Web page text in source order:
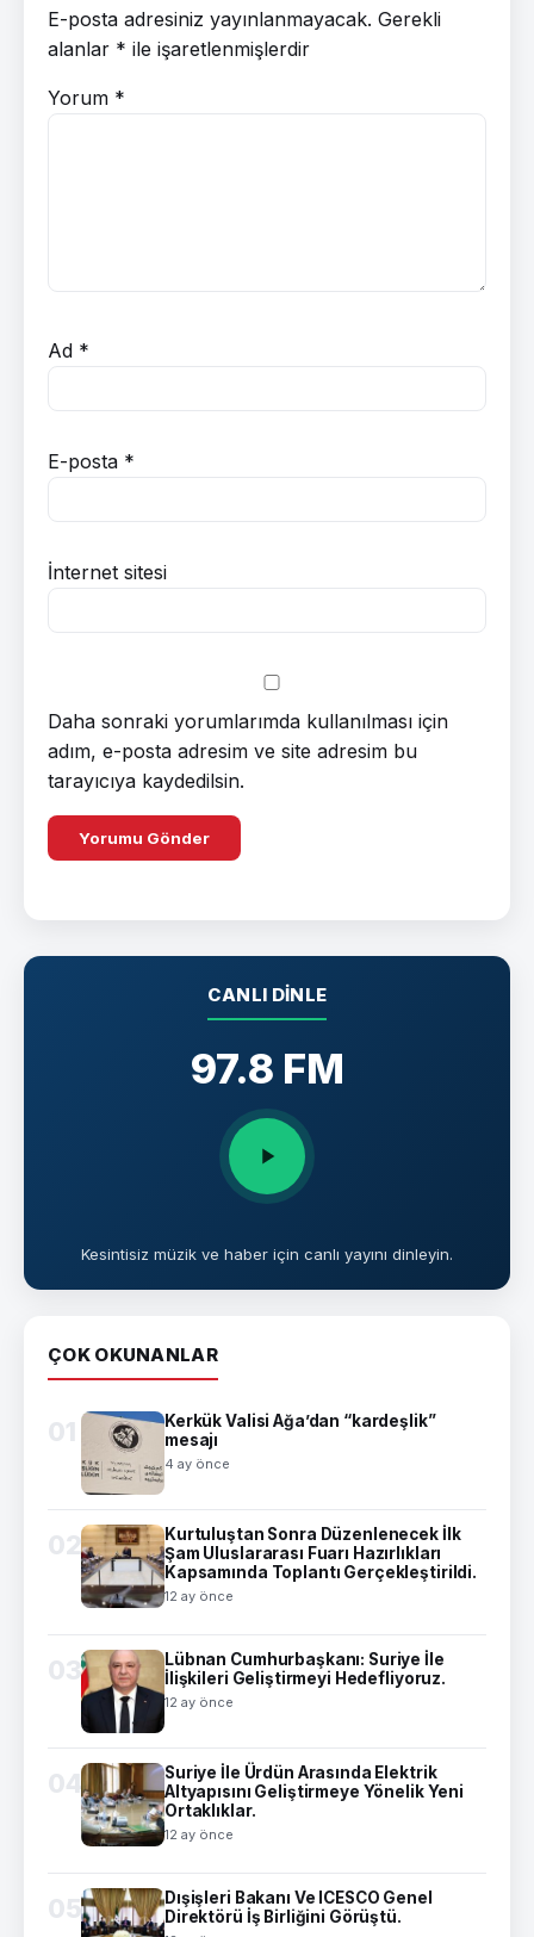
E-posta adresiniz yayınlanmayacak. Gerekli
alanlar * ile işaretlenmişlerdir
Yorum *
Ad *
E-posta *
İnternet sitesi
Daha sonraki yorumlarımda kullanılması için
adım, e-posta adresim ve site adresim bu
tarayıcıya kaydedilsin.
CANLI DINLE
97.8 FM
Kesintisiz müzik ve haber için canlı yayını dinleyin.
ÇOK OKUNANLAR
01
Kerkük Valisi Ağa’dan “kardeşlik”
mesajı
4 ay önce
02
Kurtuluştan Sonra Düzenlenecek İlk
Şam Uluslararası Fuarı Hazırlıkları
Kapsamında Toplantı Gerçekleştirildi.
12 ay önce
03
Lübnan Cumhurbaşkanı: Suriye İle
İlişkileri Geliştirmeyi Hedefliyoruz.
12 ay önce
04
Suriye İle Ürdün Arasında Elektrik
Altyapısını Geliştirmeye Yönelik Yeni
Ortaklıklar.
12 ay önce
05
Dışişleri Bakanı Ve ICESCO Genel
Direktörü İş Birliğini Görüştü.